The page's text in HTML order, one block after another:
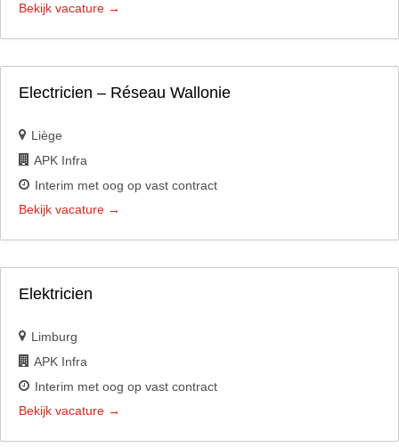
Bekijk vacature
Electricien – Réseau Wallonie
Liège
APK Infra
Interim met oog op vast contract
Bekijk vacature
Elektricien
Limburg
APK Infra
Interim met oog op vast contract
Bekijk vacature